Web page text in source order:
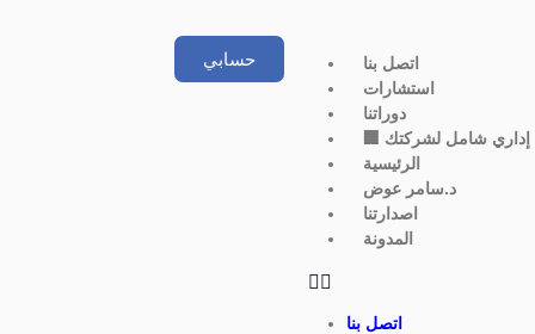
حسابي
اتصل بنا
استشارات
دوراتنا
إداري شامل لشركتك
الرئيسية
د.سامر عوض
اصدارتنا
المدونة
اتصل بنا